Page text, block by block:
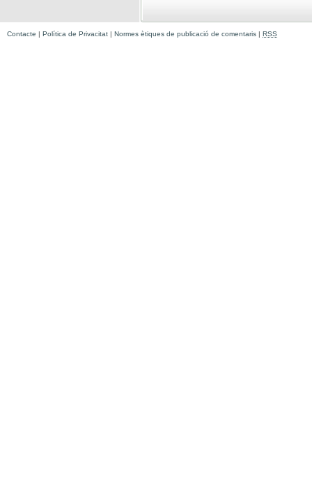
Contacte | Política de Privacitat | Normes ètiques de publicació de comentaris | RSS